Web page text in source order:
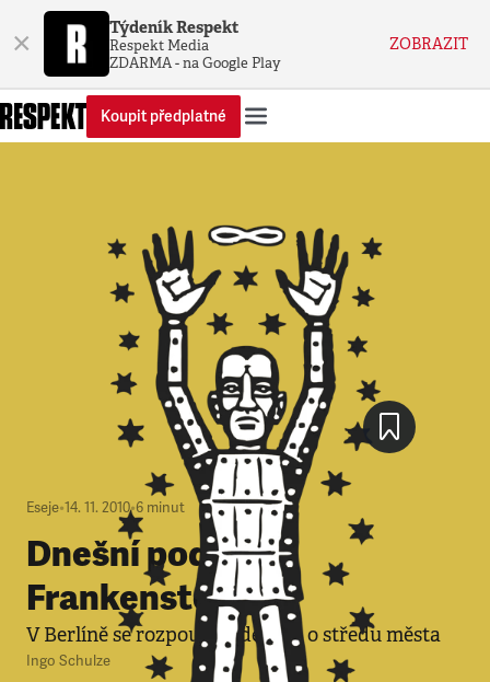
× Týdeník Respekt
Respekt Media
ZDARMA - na Google Play
ZOBRAZIT
Koupit předplatné
Eseje•14. 11. 2010•6 minut
Dnešní podoba
Frankensteina
V Berlíně se rozpoutala debata o středu města
Ingo Schulze